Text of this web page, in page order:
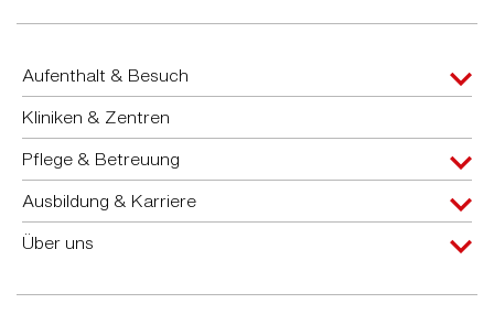
Aufenthalt & Besuch
Kliniken & Zentren
Pflege & Betreuung
Ausbildung & Karriere
Über uns